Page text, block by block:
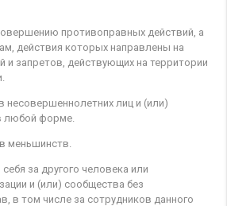
противоправных действий, а
действия которых направлены на
и запретов, действующих на территории
несовершеннолетних лиц и (или)
любой форме.
меньшинств.
за другого человека или
и (или) сообщества без
в том числе за сотрудников данного